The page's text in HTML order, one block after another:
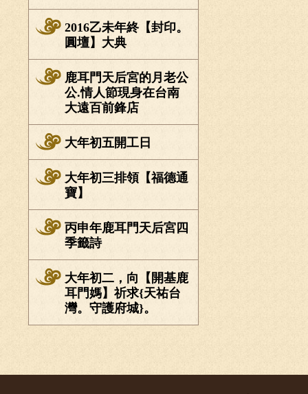
2016乙未年終【封印。
圓壇】大典
鹿耳門天后宮的月老公
公.情人節現身在台南
大遠百前鋒店
大年初五開工日
大年初三排領【福德通
寶】
丙申年鹿耳門天后宮四
季籤詩
大年初二，向【開基鹿
耳門媽】祈求{天祐台
灣。守護府城}。